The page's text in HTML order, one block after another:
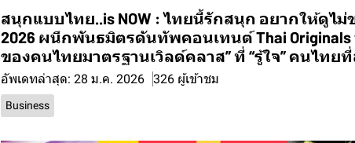
สนุกแบบไทย..is NOW : ไทยนี้รักสนุก อยากให้ดูไ
2026 ผนึกพันธมิตรดันทัพคอนเทนต์ Thai
ของคนไทยมาตรฐานเวิลด์คลาส” ที่ “รู้ใจ” คนไทย
อัพเดทล่าสุด: 28 ม.ค. 2026 326 ผู้เข้าชม
Business